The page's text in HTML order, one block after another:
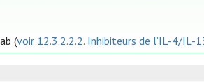
(voir 12.3.2.2.2. Inhibiteurs de l’IL-4/IL-